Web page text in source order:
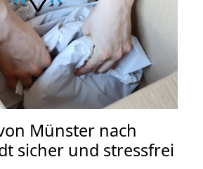
Münster nach
sicher und stressfrei